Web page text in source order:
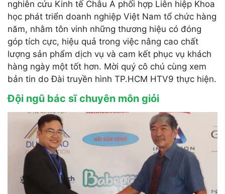
nghiên cứu Kinh tế Châu Á phối hợp Liên hiệp Khoa
học phát triển doanh nghiệp Việt Nam tổ chức hàng
năm, nhằm tôn vinh những thương hiệu có đóng
góp tích cực, hiệu quả trong việc nâng cao chất
lượng sản phẩm dịch vụ và cam kết phục vụ khách
hàng ngày một tốt hơn. Mời quý cô chú cùng xem
bản tin do Đài truyền hình TP.HCM HTV9 thực hiện.
Đội ngũ bác sĩ chuyên môn giỏi